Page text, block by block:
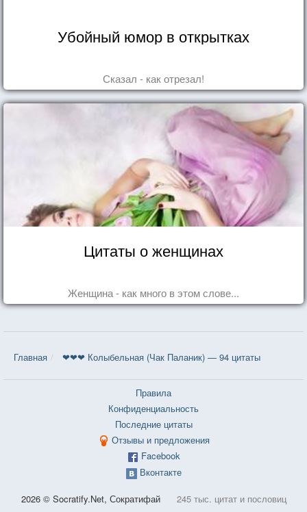
Убойный юмор в открытках
Сказал - как отрезал!
Цитаты о женщинах
Женщина - как много в этом слове...
Главная ❤❤❤ Колыбельная (Чак Паланик) — 94 цитаты
Правила
Конфиденциальность
Последние цитаты
Отзывы и предложения
Facebook
Вконтакте
2026 © Socratify.Net, Сократифай 245 тыс. цитат и пословиц